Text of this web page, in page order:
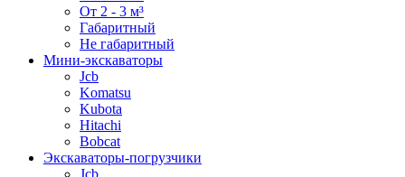
От 2 - 3 м³
Габаритный
Не габаритный
Мини-экскаваторы
Jcb
Komatsu
Kubota
Hitachi
Bobcat
Экскаваторы-погрузчики
Jcb